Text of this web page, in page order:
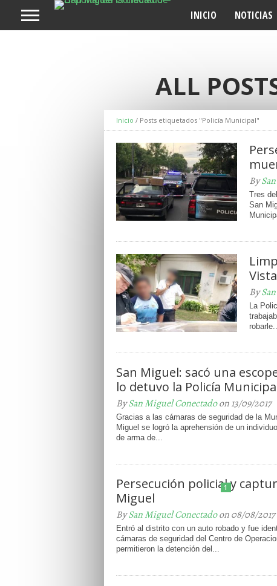
INICIO NOTICIAS
ALL
Inicio / Posts etiquetados "Policía Municipal"
By
Tres
San
Vista
By
La
San Miguel: sacó una
lo detuvo la Policía
BySan Miguel Conectadoon 13/09/2017
Gracias a las cámaras de seguridad de la
Miguel se logró la aprehensión de un
de arma de...
1
Persecución policial y
Miguel
BySan Miguel Conectadoon 08/08/2017
Entró al distrito con un auto robado y fue
cámaras de seguridad del Centro de
permitieron la detención del...